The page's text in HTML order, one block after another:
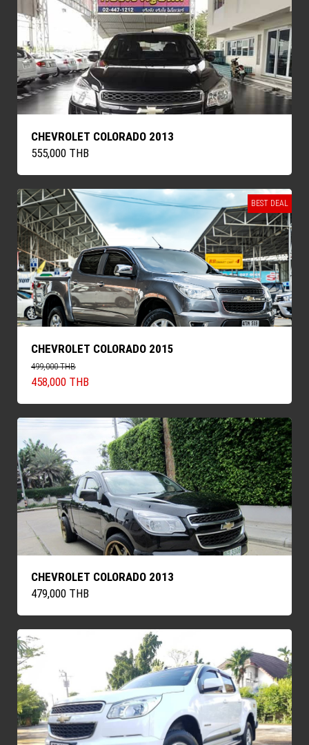
CHEVROLET COLORADO 2013
555,000 THB
BEST DEAL
CHEVROLET COLORADO 2015
499,000 THB
458,000 THB
CHEVROLET COLORADO 2013
479,000 THB